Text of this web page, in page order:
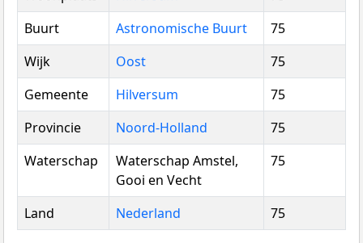
Buurt
Astronomische Buurt
75
Wijk
Oost
75
Gemeente
Hilversum
75
Provincie
Noord-Holland
75
Waterschap
Waterschap Amstel,
Gooi en Vecht
75
Land Nederland 75